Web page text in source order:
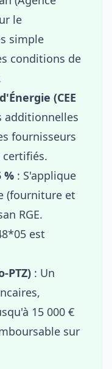
le
simple
conditions de
(CEE
additionnelles
fournisseurs
certifiés.
% : S'applique
(fourniture et
RGE.
est
PTZ) : Un
15 000 €
sur